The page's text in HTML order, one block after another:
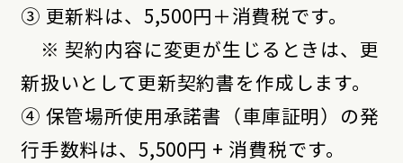
③ 更新料は、5,500円＋消費税です。
※ 契約内容に変更が生じるときは、更
新扱いとして更新契約書を作成します。
④ 保管場所使用承諾書（車庫証明）の発
行手数料は、5,500円 + 消費税です。